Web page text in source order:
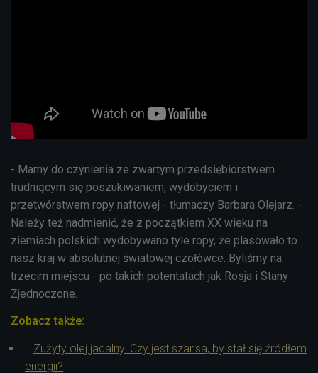
- Mamy do czynienia ze zwartym przedsiębiorstwem
trudniącym się poszukiwaniem, wydobyciem i
przetwórstwem ropy naftowej - tłumaczy Barbara Olejarz. -
Należy też nadmienić, że z początkiem XX wieku na
ziemiach polskich wydobywano tyle ropy, że plasowało to
nasz kraj w absolutnej światowej czołówce. Byliśmy na
trzecim miejscu - po takich potentatach jak Rosja i Stany
Zjednoczone.
Zobacz także:
Zużyty olej jadalny. Czy jest szansa, by stał się źródłem
energii?